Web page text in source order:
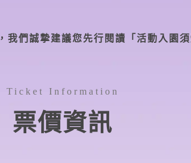
我們誠摯建議您先行閱讀「活動入園
Ticket Information
票價資訊